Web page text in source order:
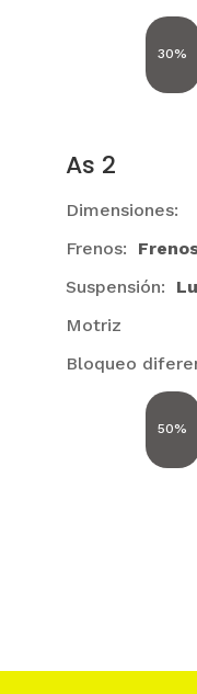
30%
As 2
Dimensiones:
Frenos:
Suspensión:
Motriz
Bloqueo
50%